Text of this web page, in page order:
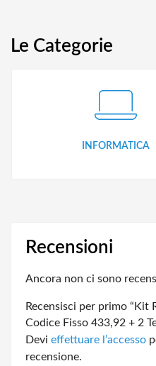
Le Categorie
INFORMATICA
Recensioni
Ancora non ci sono
Recensisci per primo “Kit
Codice Fisso 433,92 + 2
Devi effettuare l’accesso
recensione.